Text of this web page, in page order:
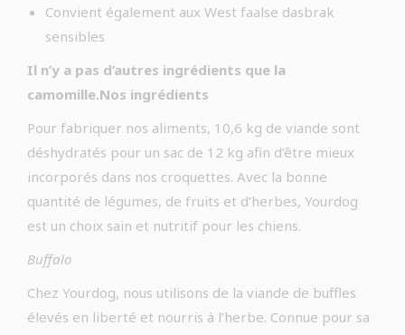
Convient également aux West faalse dasbrak
sensibles
Il n’y a pas d’autres ingrédients que la
camomille.Nos ingrédients
Pour fabriquer nos aliments, 10,6 kg de viande sont
déshydratés pour un sac de 12 kg afin d’être mieux
incorporés dans nos croquettes. Avec la bonne
quantité de légumes, de fruits et d’herbes, Yourdog
est un choix sain et nutritif pour les chiens.
Buffalo
Chez Yourdog, nous utilisons de la viande de buffles
élevés en liberté et nourris à l’herbe. Connue pour sa